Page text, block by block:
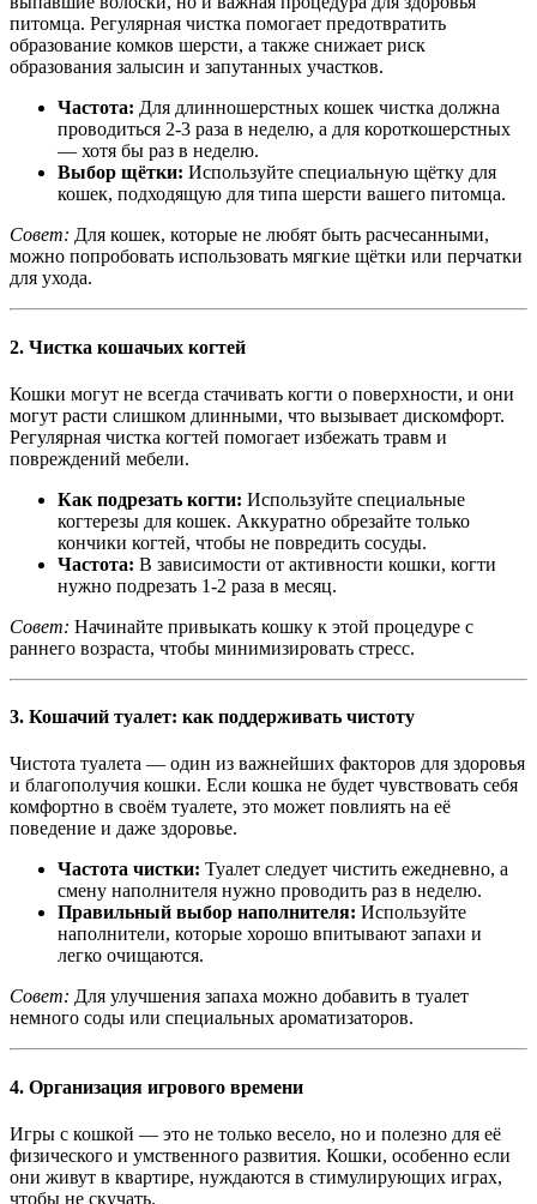
питомца. Регулярная чистка помогает предотвратить
образование комков шерсти, а также снижает риск
образования залысин и запутанных участков.
Частота: Для длинношерстных кошек чистка должна
проводиться 2-3 раза в неделю, а для короткошерстных
— хотя бы раз в неделю.
Выбор щётки: Используйте специальную щётку для
кошек, подходящую для типа шерсти вашего питомца.
Совет: Для кошек, которые не любят быть расчесанными,
можно попробовать использовать мягкие щётки или перчатки
для ухода.
2. Чистка кошачьих когтей
Кошки могут не всегда стачивать когти о поверхности, и они
могут расти слишком длинными, что вызывает дискомфорт.
Регулярная чистка когтей помогает избежать травм и
повреждений мебели.
Как подрезать когти: Используйте специальные
когтерезы для кошек. Аккуратно обрезайте только
кончики когтей, чтобы не повредить сосуды.
Частота: В зависимости от активности кошки, когти
нужно подрезать 1-2 раза в месяц.
Совет: Начинайте привыкать кошку к этой процедуре с
раннего возраста, чтобы минимизировать стресс.
3. Кошачий туалет: как поддерживать чистоту
Чистота туалета — один из важнейших факторов для здоровья
и благополучия кошки. Если кошка не будет чувствовать себя
комфортно в своём туалете, это может повлиять на её
поведение и даже здоровье.
Частота чистки: Туалет следует чистить ежедневно, а
смену наполнителя нужно проводить раз в неделю.
Правильный выбор наполнителя: Используйте
наполнители, которые хорошо впитывают запахи и
легко очищаются.
Совет: Для улучшения запаха можно добавить в туалет
немного соды или специальных ароматизаторов.
4. Организация игрового времени
Игры с кошкой — это не только весело, но и полезно для её
физического и умственного развития. Кошки, особенно если
они живут в квартире, нуждаются в стимулирующих играх,
чтобы не скучать.